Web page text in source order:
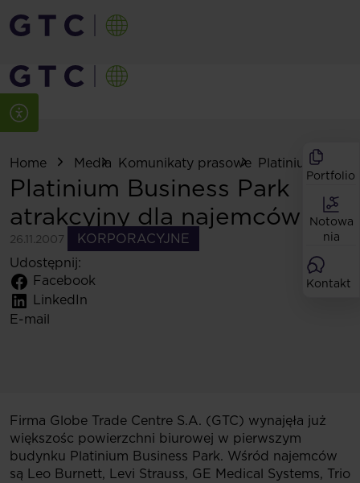
Portfolio
Notowa
nia
Kontakt
Home Media Komunikaty prasowe Platinium
Platinium Business Park
atrakcyjny dla najemców
26.11.2007
KORPORACYJNE
Udostępnij:
Facebook
LinkedIn
E-mail
Firma Globe Trade Centre S.A. (GTC) wynajęła już
większośc powierzchni biurowej w pierwszym
budynku Platinium Business Park. Wśród najemców
są Leo Burnett, Levi Strauss, GE Medical Systems, Trio